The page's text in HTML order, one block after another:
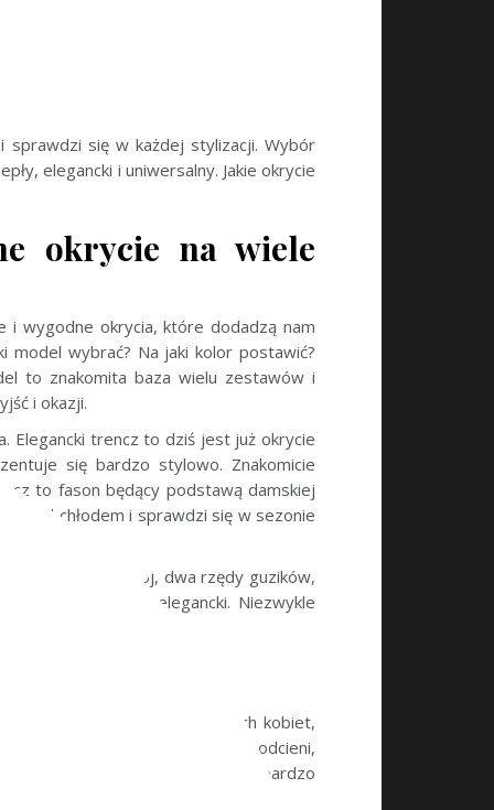
sprawdzi się w każdej stylizacji. Wybór
elegancki i uniwersalny. Jakie okrycie
okrycie na wiele
i wygodne okrycia, które dodadzą nam
model wybrać? Na jaki kolor postawić?
to znakomita baza wielu zestawów i
i okazji.
Elegancki trencz to dziś jest już okrycie
się bardzo stylowo. Znakomicie
to fason będący podstawą damskiej
chłodem i sprawdzi się w sezonie
Dopracowany krój, dwa rzędy guzików,
figurę i jest elegancki. Niezwykle
propozycja dla eleganckich kobiet,
kolorów i nasyconych odcieni,
odważne, pewne siebie i bardzo